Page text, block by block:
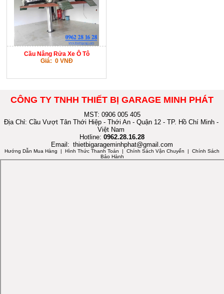
Cầu Nâng Rửa Xe Ô Tô
Giá: 0 VNĐ
CÔNG TY TNHH THIẾT BỊ GARAGE MINH PHÁT
MST: 0906 005 405
Địa Chỉ: Cầu Vượt Tân Thới Hiệp - Thới An - Quận 12 - TP. Hồ Chí Minh -
Việt Nam
Hotline: 0962.28.16.28
Email: thietbigarageminhphat@gmail.com
Hướng Dẫn Mua Hàng | Hình Thức Thanh Toán | Chính Sách Vận Chuyển | Chính Sách
Bảo Hành